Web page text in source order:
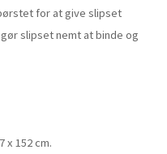
for at give slipset
slipset nemt at binde og
x 152 cm.